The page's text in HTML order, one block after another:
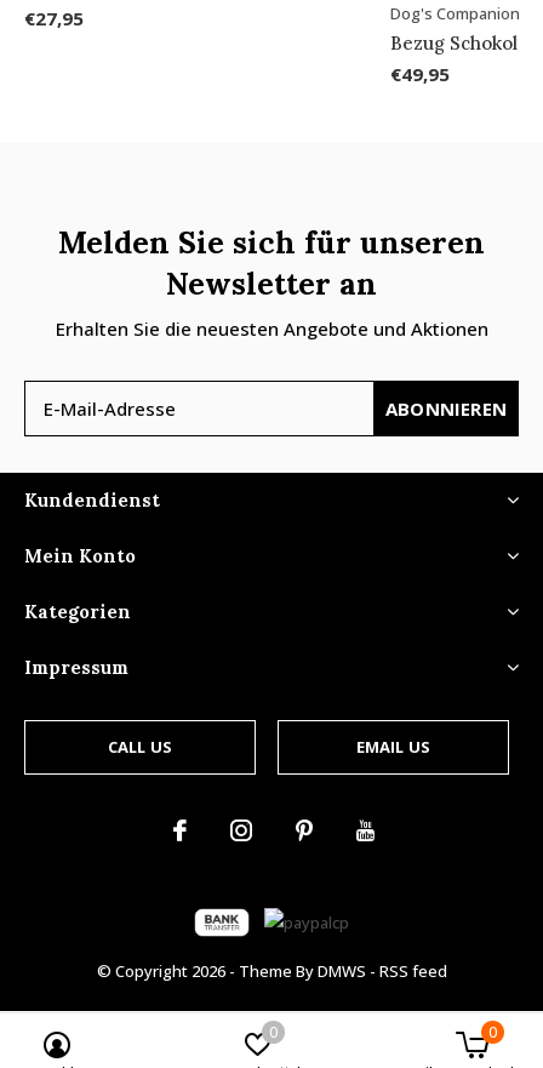
€27,95 Dog's Companion®
Bezug
€49,95
Melden Sie sich für unseren
Newsletter an
Erhalten Sie die neuesten Angebote und Aktionen
ABONNIEREN
Kundendienst
Mein Konto
Kategorien
Impressum
CALL US EMAIL US
© Copyright 2026- Theme ByDMWS - RSS feed
0 0